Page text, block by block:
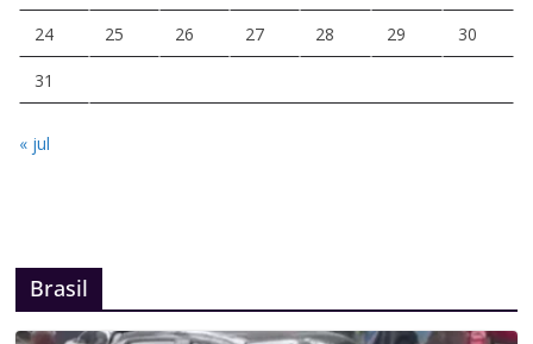
24 25 26 27 28 29 30
31
« jul
Brasil